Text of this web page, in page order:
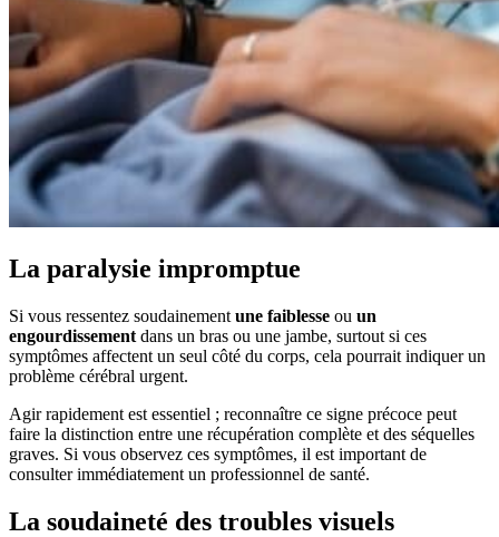
La paralysie impromptue
Si vous ressentez soudainement une faiblesse ou un
engourdissement dans un bras ou une jambe, surtout si ces
symptômes affectent un seul côté du corps, cela pourrait indiquer un
problème cérébral urgent.
Agir rapidement est essentiel ; reconnaître ce signe précoce peut
faire la distinction entre une récupération complète et des séquelles
graves. Si vous observez ces symptômes, il est important de
consulter immédiatement un professionnel de santé.
La soudaineté des troubles visuels